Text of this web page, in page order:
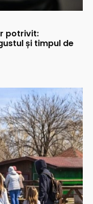
potrivit:
și timpul de